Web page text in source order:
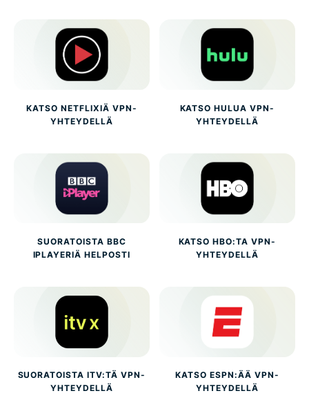
KATSO NETFLIXIÄ VPN-
YHTEYDELLÄ
KATSO HULUA VPN-
YHTEYDELLÄ
SUORATOISTA BBC
IPLAYERIÄ HELPOSTI
KATSO HBO:TA VPN-
YHTEYDELLÄ
SUORATOISTA ITV:TÄ VPN-
YHTEYDELLÄ
KATSO ESPN:ÄÄ VPN-
YHTEYDELLÄ